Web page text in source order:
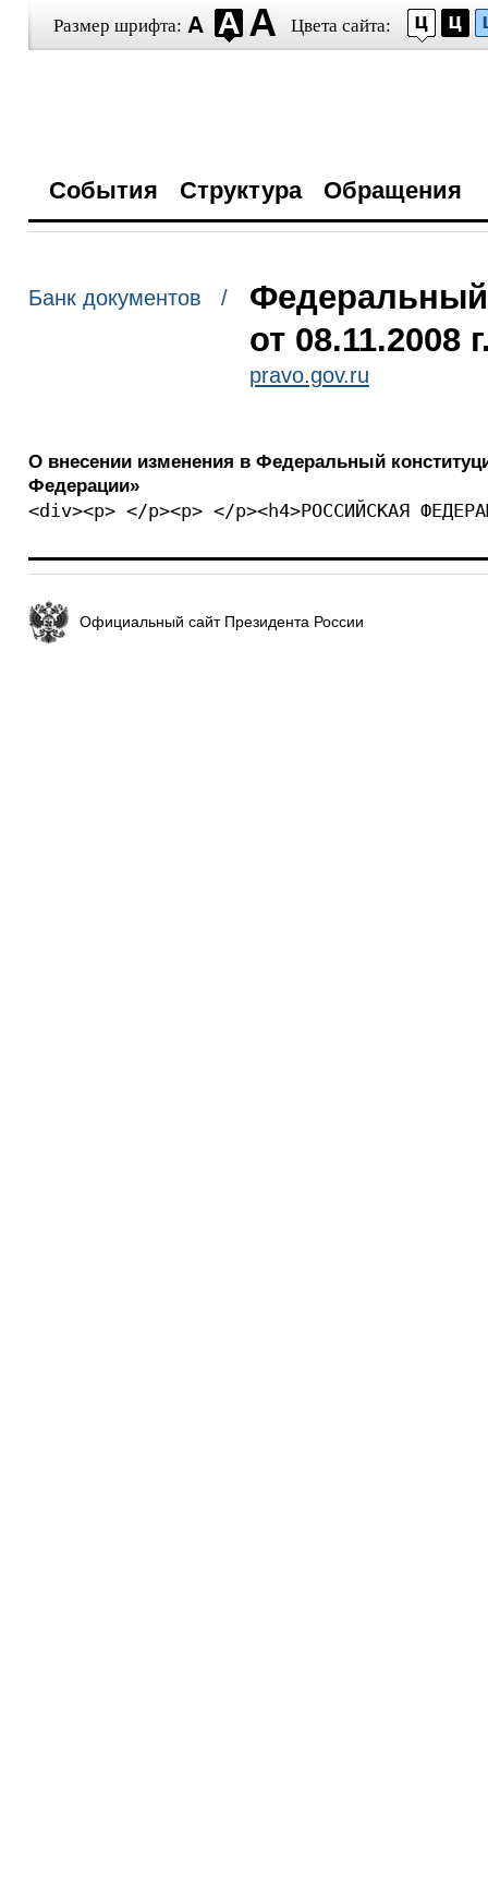
Размер шрифта: Цвета сайта:
События Структура Обращения
Банк документов /
Федеральный
от
pravo.gov.ru
О внесении изменения в Федеральный
Федерации»
<div><p> </p><p> </p><h4>РОССИЙСКАЯ
Официальный сайт Президента России